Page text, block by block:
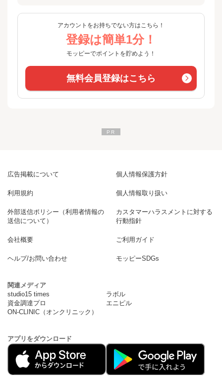
アカウントをお持ちでない方はこちら！
登録は簡単1分！
モッピーでポイントを貯めよう！
無料会員登録はこちら
広告掲載について 個人情報保護方針
利用規約 個人情報取り扱い
外部送信ポリシー（利用者情報の
送信について）
カスタマーハラスメントに対する
行動指針
会社概要 ご利用ガイド
ヘルプ/お問い合わせ モッピーSDGs
関連メディア
studio15 times
ラボル
資金調達プロ
エニピル
ON-CLINIC（オンクリニック）
アプリをダウンロード